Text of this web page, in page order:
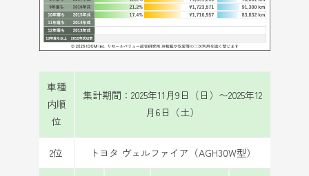
車種
内順
位
集計期間：2025年11月9日（日）〜2025年12
月6日（土）
2位 トヨタ ヴェルファイア（AGH30W型）